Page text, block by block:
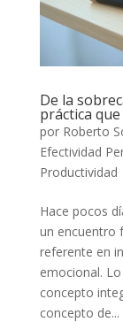
De la
práctica
por Roberto
Efectividad
Productividad
Hace pocos
un encuentro
referente en
emocional.
concepto
concepto de...